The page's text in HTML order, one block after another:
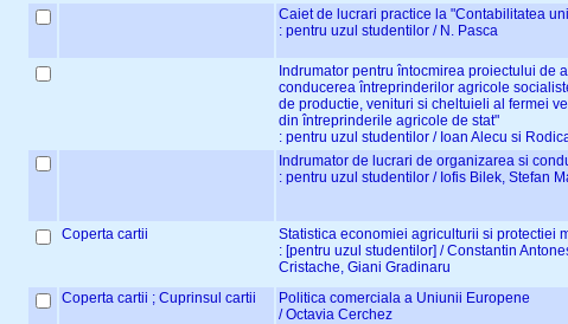
Caiet de lucrari practice la "Contabilitatea
: pentru uzul studentilor / N. Pasca
Indrumator pentru întocmirea proiectului de
conducerea întreprinderilor agricole
de productie, venituri si cheltuieli al fermei
din întreprinderile agricole de stat"
: pentru uzul studentilor / Ioan Alecu si
Indrumator de lucrari de organizarea si
: pentru uzul studentilor / Iofis Bilek, Stefan
Coperta cartii
Statistica economiei agriculturii si protectiei
: [pentru uzul studentilor] / Constantin
Cristache, Giani Gradinaru
Coperta cartii ; Cuprinsul cartii
Politica comerciala a Uniunii Europene
/ Octavia Cerchez